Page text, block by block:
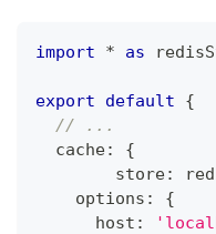
import * as
export default
{
// ...
  cache
:
{
  	store
:
    options
:
{
      host
: